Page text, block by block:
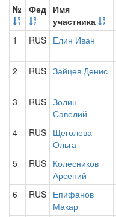
№ Фед Имя
участника
1
RUS Елин Иван
2 RUS Зайцев Денис
3 RUS Золин
Савелий
4 RUS Щеголева
Ольга
5 RUS Колесников
Арсений
6 RUS Епифанов
Макар